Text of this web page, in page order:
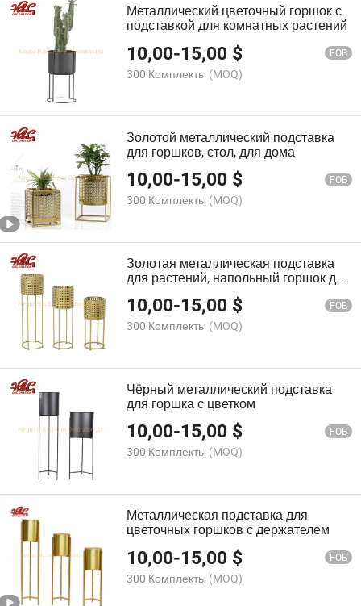
Металлический цветочный горшок с
подставкой для комнатных растений
10,00-15,00 $ FOB
300 Комплекты (MOQ)
Золотой металлический подставка
для горшков, стол, для дома
10,00-15,00 $ FOB
300 Комплекты (MOQ)
Золотая металлическая подставка
для растений, напольный горшок для
комнатных растений
10,00-15,00 $ FOB
300 Комплекты (MOQ)
Чёрный металлический подставка
для горшка с цветком
10,00-15,00 $ FOB
300 Комплекты (MOQ)
Металлическая подставка для
цветочных горшков с держателем
10,00-15,00 $ FOB
300 Комплекты (MOQ)